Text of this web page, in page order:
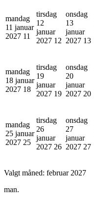
mandag
11 januar
2027 11
tirsdag
12
januar
2027 12
onsdag
13
januar
2027 13
mandag
18 januar
2027 18
tirsdag
19
januar
2027 19
onsdag
20
januar
2027 20
mandag
25 januar
2027 25
tirsdag
26
januar
2027 26
onsdag
27
januar
2027 27
Valgt måned: februar 2027
man.